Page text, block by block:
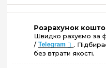
Розрахунок
Швидко рахуємо за
/ Telegram
.
без втрати якості.